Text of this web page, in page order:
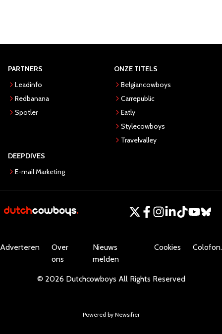
PARTNERS
Leadinfo
Redbanana
Spotler
ONZE TITELS
Belgiancowboys
Carrepublic
Eatly
Stylecowboys
Travelvalley
DEEPDIVES
E-mail Marketing
Adverteren
Over
ons
Nieuws
melden
Cookies Colofon.
© 2026 Dutchcowboys All Rights Reserved
Powered by Newsifier